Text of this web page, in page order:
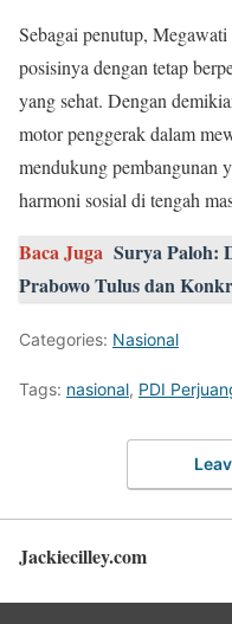
Sebagai penutup,
posisinya dengan tetap
yang sehat. Dengan
motor penggerak dalam
mendukung pembangunan
harmoni sosial di tengah
Baca Juga Surya Paloh:
Prabowo Tulus dan
Categories: Nasional
Tags: nasional, PDI
Jackiecilley.com